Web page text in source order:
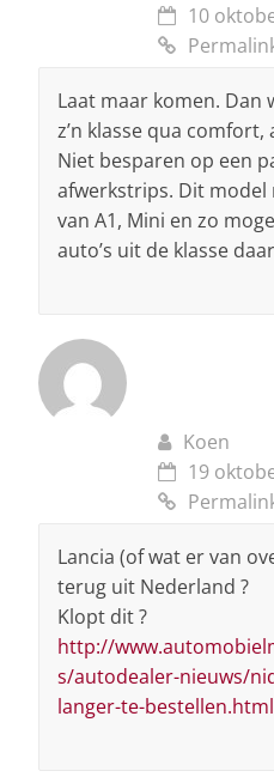
10
Laat maar komen. Dan
z’n klasse qua
Niet besparen op een
afwerkstrips. Dit model
van A1, Mini en zo
auto’s uit de klasse
Koen
19
Lancia (of wat er van
terug uit Nederland ?
Klopt dit ?
http://
s/autodealer-nieuws/
langer-te-bestellen.html